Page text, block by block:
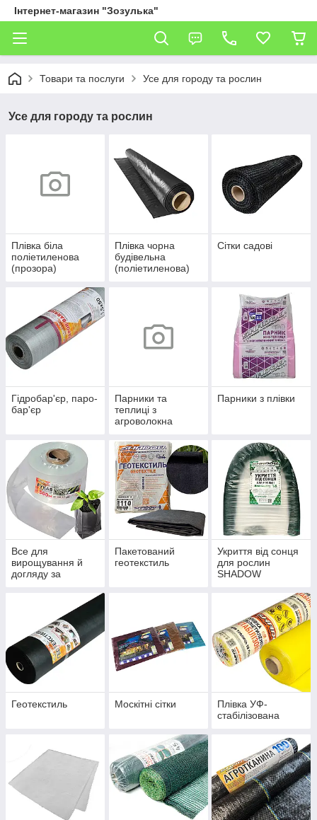
Інтернет-магазин "Зозулька"
Товари та послуги Усе для городу та рослин
Усе для городу та рослин
Плівка біла
поліетиленова
(прозора)
Плівка чорна
будівельна
(поліетиленова)
Сітки садові
Гідробар'єр, паро-
бар'єр
Парники та
теплиці з
агроволокна
Парники з плівки
Все для
вирощування й
догляду за
Пакетований
геотекстиль
Укриття від сонця
для рослин
SHADOW
Геотекстиль Москітні сітки
Плівка УФ-
стабілізована